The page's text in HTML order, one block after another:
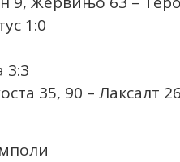
1:0
3:3
35, 90 – Лаксалт